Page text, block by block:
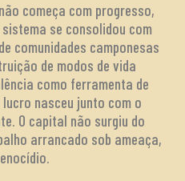
começa com progresso,
se consolidou com
comunidades camponesas
de modos de vida
como ferramenta de
nasceu junto com o
O capital não surgiu do
arrancado sob ameaça,